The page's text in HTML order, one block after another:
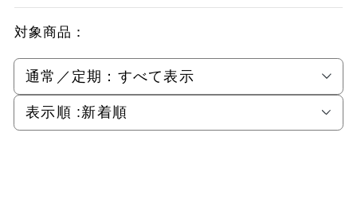
対象商品：
通常／定期： すべて表示
表示順 :新着順